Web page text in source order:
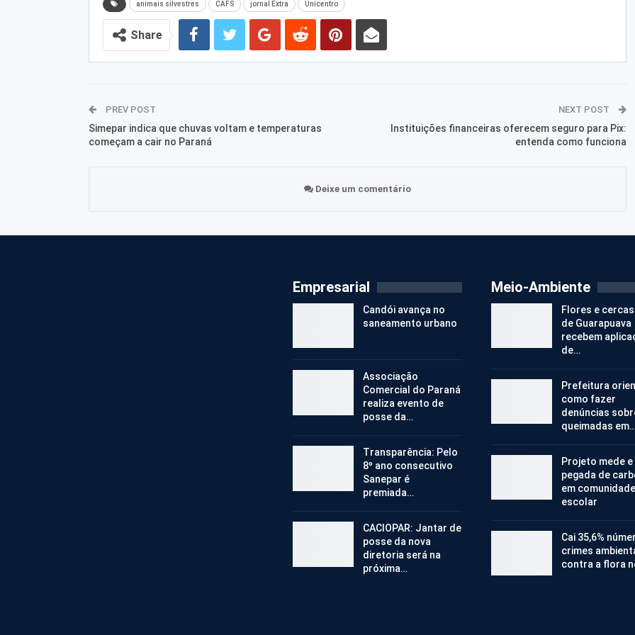
animais silvestres CAFS jornal Extra Unicentro
Share
PREV POST
Simepar indica que chuvas voltam e temperaturas
começam a cair no Paraná
NEXT POST
Instituições financeiras oferecem seguro para Pix:
entenda como funciona
Deixe um comentário
Empresarial
Candói avança no
saneamento urbano
Associação
Comercial do Paraná
realiza evento de
posse da…
Transparência: Pelo
8º ano consecutivo
Sanepar é
premiada…
CACIOPAR: Jantar de
posse da nova
diretoria será na
próxima…
Meio-Ambiente
Flores e cercas
de Guarapuava
recebem
de…
Prefeitura
como fazer
denúncias
queimadas em…
Projeto mede e
pegada de
em comunidade
escolar
Cai 35,6%
crimes
contra a flora